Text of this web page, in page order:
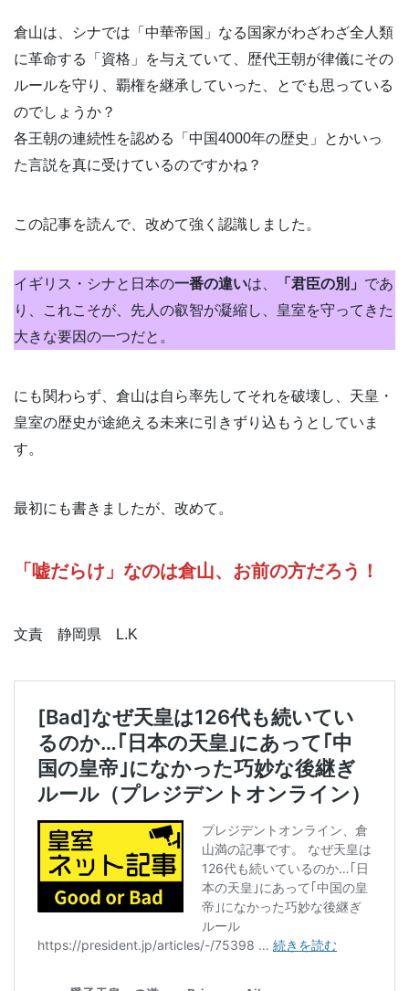
倉山は、シナでは「中華帝国」なる国家がわざわざ全人類
に革命する「資格」を与えていて、歴代王朝が律儀にその
ルールを守り、覇権を継承していった、とでも思っている
のでしょうか？
各王朝の連続性を認める「中国4000年の歴史」とかいっ
た言説を真に受けているのですかね？
この記事を読んで、改めて強く認識しました。
イギリス・シナと日本の一番の違いは、 「君臣の別」 であ
り、これこそが、先人の叡智が凝縮し、皇室を守ってきた
大きな要因の一つだと。
にも関わらず、倉山は自ら率先してそれを破壊し、天皇・
皇室の歴史が途絶える未来に引きずり込もうとしていま
す。
最初にも書きましたが、改めて。
「嘘だらけ」なのは倉山、お前の方だろう！
文責 静岡県 L.K